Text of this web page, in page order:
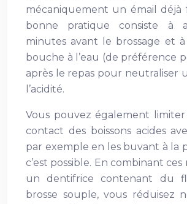
mécaniquement un émail déjà
bonne pratique consiste à
minutes avant le brossage et
bouche à l’eau (de préférence
après le repas pour neutraliser
l’acidité.
Vous pouvez également
contact des boissons acides
par exemple en les buvant à la
c’est possible. En combinant ces
un dentifrice contenant du
brosse souple, vous réduisez